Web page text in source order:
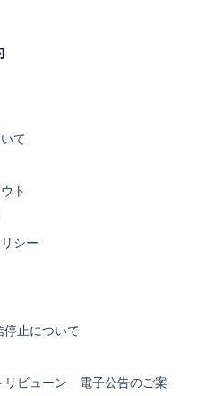
て
ト
シー
停止について
リビューン 電子公告のご案